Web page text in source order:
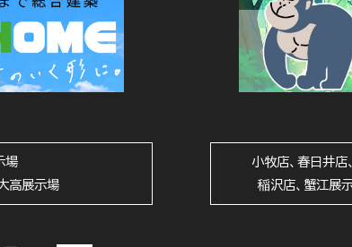
場
高展示場
小牧店、春日井店
稲沢店、蟹江展